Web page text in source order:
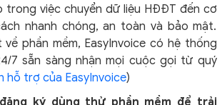
trong việc chuyển dữ liệu HĐĐT đến cơ
nhanh chóng, an toàn và bảo mật.
về phần mềm, EasyInvoice có hệ thống
7 sẵn sàng nhận mọi cuộc gọi từ quý
hỗ trợ của EasyInvoice)
ký dùng thử phần mềm để trải